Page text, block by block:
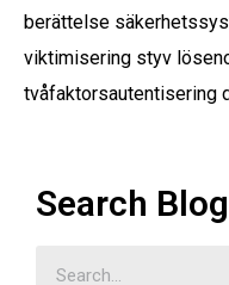
berättelse
viktimisering styv
tvåfaktorsautentisering
Search